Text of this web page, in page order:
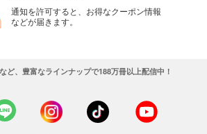
通知を許可すると、お得なクーポン情報
などが届きます。
ど、豊富なラインナップで188万冊以上配信中！